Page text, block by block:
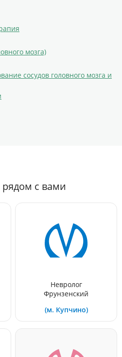
мозга)
сосудов головного мозга и
рядом с вами
Невролог
Фрунзенский
(м. Купчино)